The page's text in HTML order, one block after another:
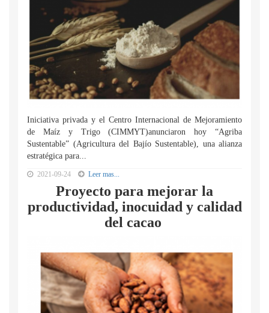
Iniciativa privada y el Centro Internacional de Mejoramiento
de Maíz y Trigo (CIMMYT)anunciaron hoy “Agriba
Sustentable” (Agricultura del Bajío Sustentable), una alianza
estratégica para...
2021-09-24 Leer mas...
Proyecto para mejorar la
productividad, inocuidad y calidad
del cacao